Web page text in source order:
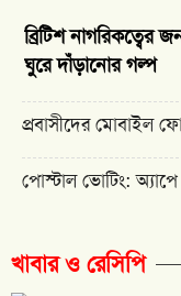
ব্রিটিশ নাগরিকত্বের জন্য বিয়ে : এক বাংলাদেশি-ব্রিটিশ
ঘুরে দাঁড়ানোর গল্প
প্রবাসীদের মোবাইল
পোস্টাল ভোটিং: অ্যাপে
খাবার ও রেসিপি